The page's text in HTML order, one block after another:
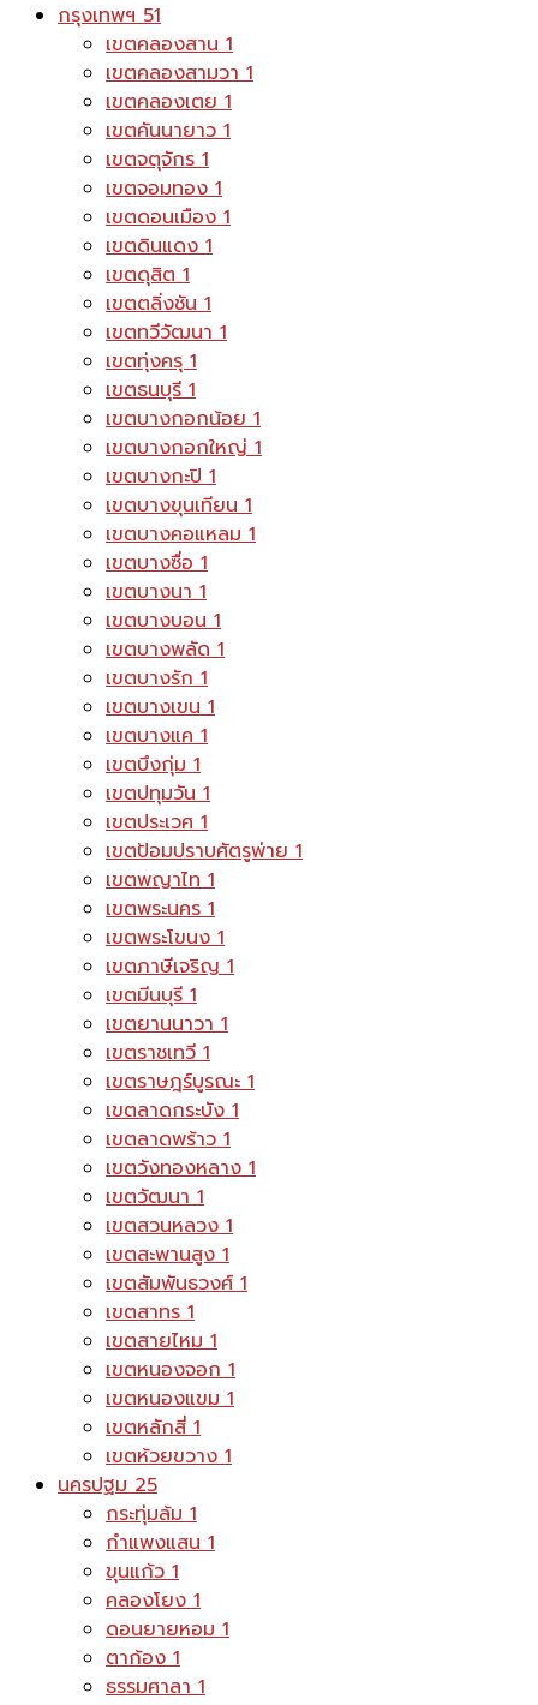
กรุงเทพฯ51
เขตคลองสาน1
เขตคลองสามวา1
เขตคลองเตย1
เขตคันนายาว1
เขตจตุจักร1
เขตจอมทอง1
เขตดอนเมือง1
เขตดินแดง1
เขตดุสิต1
เขตตลิ่งชัน1
เขตทวีวัฒนา1
เขตทุ่งครุ1
เขตธนบุรี1
เขตบางกอกน้อย1
เขตบางกอกใหญ่1
เขตบางกะปิ1
เขตบางขุนเทียน1
เขตบางคอแหลม1
เขตบางซื่อ1
เขตบางนา1
เขตบางบอน1
เขตบางพลัด1
เขตบางรัก1
เขตบางเขน1
เขตบางแค1
เขตบึงกุ่ม1
เขตปทุมวัน1
เขตประเวศ1
เขตป้อมปราบศัตรูพ่าย1
เขตพญาไท1
เขตพระนคร1
เขตพระโขนง1
เขตภาษีเจริญ1
เขตมีนบุรี1
เขตยานนาวา1
เขตราชเทวี1
เขตราษฎร์บูรณะ1
เขตลาดกระบัง1
เขตลาดพร้าว1
เขตวังทองหลาง1
เขตวัฒนา1
เขตสวนหลวง1
เขตสะพานสูง1
เขตสัมพันธวงศ์1
เขตสาทร1
เขตสายไหม1
เขตหนองจอก1
เขตหนองแขม1
เขตหลักสี่1
เขตห้วยขวาง1
นครปฐม25
กระทุ่มล้ม1
กำแพงแสน1
ขุนแก้ว1
คลองโยง1
ดอนยายหอม1
ตาก้อง1
ธรรมศาลา1